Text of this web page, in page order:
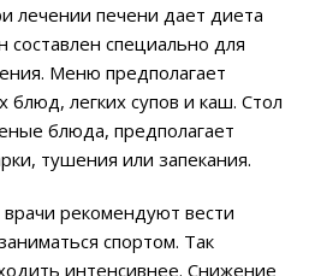
лечении печени дает диета
специально для
Меню предполагает
легких супов и каш. Стол
блюда, предполагает
тушения или запекания.
рекомендуют вести
спортом. Так
интенсивнее. Снижение